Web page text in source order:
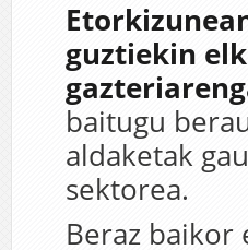
guztiekin
baitugu
aldaketak
sektorea.
Beraz baikor